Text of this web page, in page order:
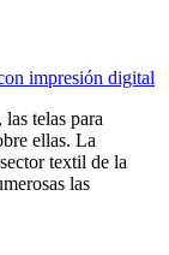
impresión digital
telas para
ellas. La
textil de la
las